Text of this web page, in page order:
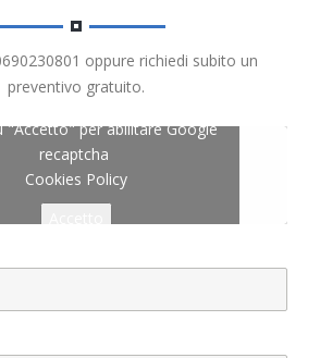
oppure richiedi subito un
preventivo gratuito.
"Accetto" per abilitare Google
recaptcha
Cookies Policy